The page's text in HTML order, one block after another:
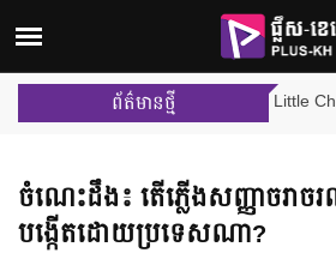
ព័ត៌មានថ្មី
លើកដំបូង បញ្ចប់ដំណើររបស់ Little Chef ចំនួន
ចំណេះដឹង៖ តើភ្លើងសញ្ញា​ចរា
បង្កើត​ដោយ​ប្រទេសណា?